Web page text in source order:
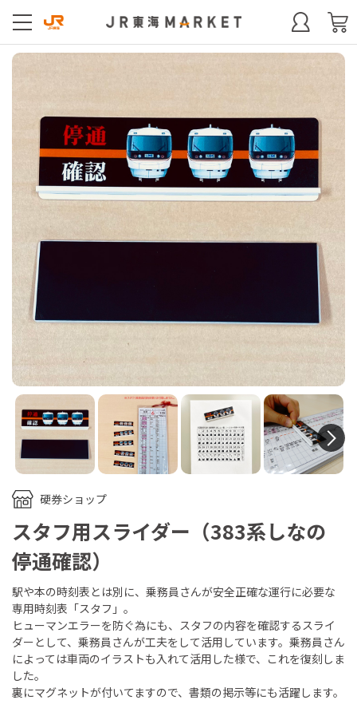
硬券ショップ
スタフ用スライダー（383系しなの
停通確認）
駅や本の時刻表とは別に、乗務員さんが安全正確な運行に必要な
専用時刻表「スタフ」。
ヒューマンエラーを防ぐ為にも、スタフの内容を確認するスライ
ダーとして、乗務員さんが工夫をして活用しています。乗務員さん
によっては車両のイラストも入れて活用した様で、これを復刻しま
した。
裏にマグネットが付いてますので、書類の掲示等にも活躍します。